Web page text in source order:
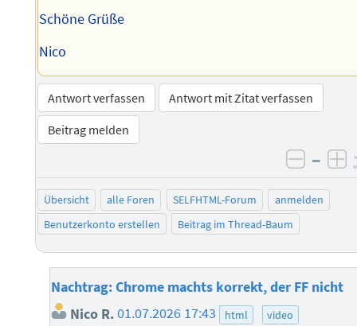
Schöne Grüße
Nico
Antwort verfassen
Antwort mit Zitat verfassen
Beitrag melden
–
Übersicht alle Foren SELFHTML-Forum
anmelden
Benutzerkonto erstellen
Beitrag im Thread-Baum
Nachtrag: Chrome machts korrekt, der FF nicht
Nico R.01.07.2026 17:43 html video